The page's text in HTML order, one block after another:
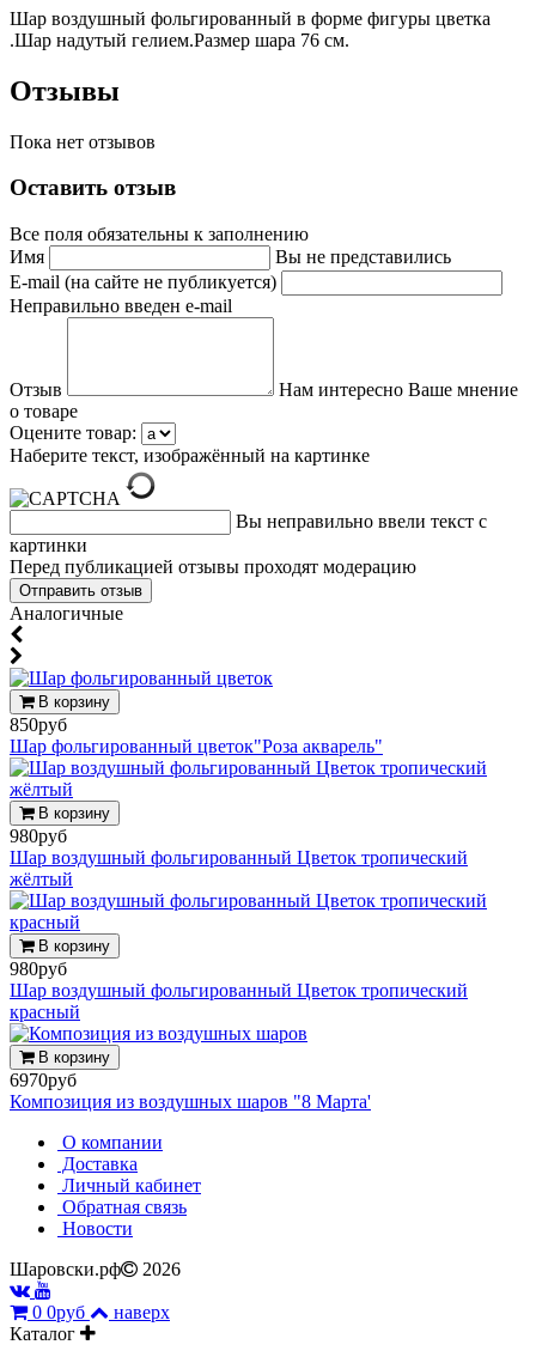
Шар воздушный фольгированный в форме фигуры цветка
.Шар надутый гелием.Размер шара 76 см.
Отзывы
Пока нет отзывов
Оставить отзыв
Все поля обязательны к заполнению
Имя
Вы не представились
E-mail (на сайте не публикуется)
Неправильно введен e-mail
Отзыв
Нам интересно Ваше мнение
о товаре
Оцените товар:
Наберите текст, изображённый на картинке
Вы неправильно ввели текст с
картинки
Перед публикацией отзывы проходят модерацию
Аналогичные
В корзину
850руб
Шар фольгированный цветок"Роза акварель"
В корзину
980руб
Шар воздушный фольгированный Цветок тропический
жёлтый
В корзину
980руб
Шар воздушный фольгированный Цветок тропический
красный
В корзину
6970руб
Композиция из воздушных шаров "8 Марта'
О компании
Доставка
Личный кабинет
Обратная связь
Новости
Шаровски.рф
2026
0 0руб
наверх
Каталог